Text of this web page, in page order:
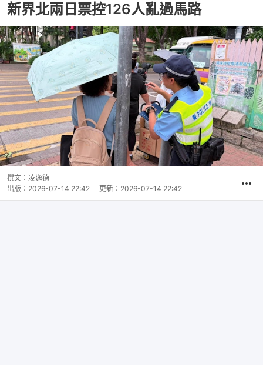
新界北兩日票控126人亂過馬路
撰文： 凌逸德
出版： 2026-07-14 22:42 更新： 2026-07-14 22:42